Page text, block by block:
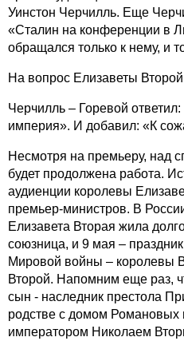
Уинстон Черчилль. Еще
«Сталин на конференции в
обращался только к нему, и
На вопрос Елизаветы
Черчилль – Горевой
империя». И добавил: «К
Несмотря на премьеру, над
будет продолжена работа.
аудиенции королевы
премьер-министров. В
Елизавета Вторая жила
союзница, и 9 мая –
Мировой войны – королевы
Второй. Напомним еще раз,
сын - наследник престола
родстве с домом Романовых
императором Николаем